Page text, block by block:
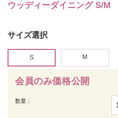
ウッディーダイニング S/M
会員のみ価格公開
数量：
サイズ選択
S M